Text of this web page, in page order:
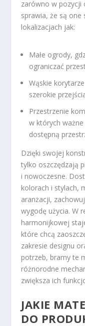
zarówno w pozycji
sprawia, że są one
lokalizacjach jak:
Małe ogrody,
ograniczać
Wąskie
szerokie
Przestrzenie
w których
dostępną
Dzięki swojej
tylko oszczędzają
i nowoczesne.
kolorach i stylach,
aranżacji,
wygodę użycia. W
harmonijkowej
które chcą
zakresie designu
potrzeb, bramy te
różnorodne
zwiększa ich
JAKIE
DO